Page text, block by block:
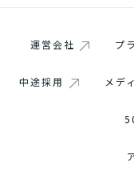
運営会社 プ
中途採用 メデ